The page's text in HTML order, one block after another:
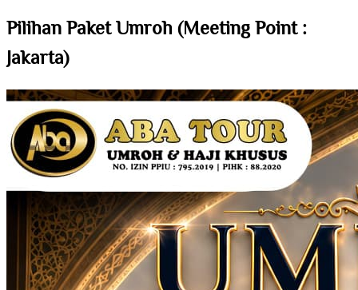
Pilihan Paket Umroh (Meeting Point :
Jakarta)